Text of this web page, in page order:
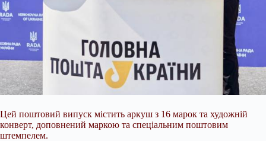
Цей поштовий випуск містить аркуш з 16 марок та художній
конверт, доповнений маркою та спеціальним поштовим
штемпелем.